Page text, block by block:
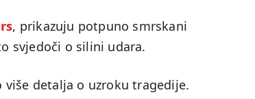
, prikazuju potpuno smrskani
svjedoči o silini udara.
više detalja o uzroku tragedije.